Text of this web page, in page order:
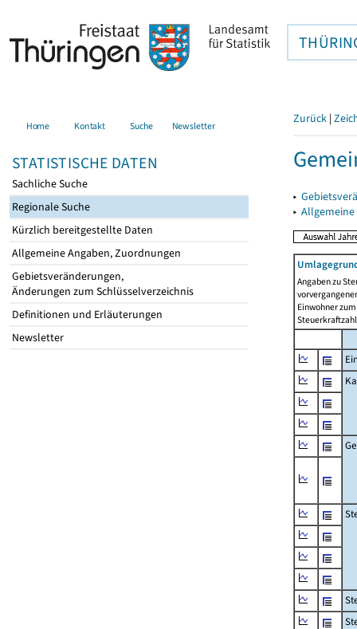
Home Kontakt Suche Newsletter
STATISTISCHE DATEN
Sachliche Suche
Regionale Suche
Kürzlich bereitgestellte Daten
Allgemeine Angaben, Zuordnungen
Gebietsveränderungen,
Änderungen zum Schlüsselverzeichnis
Definitionen und Erläuterungen
Newsletter
Zurück |
▸
▸
Angaben zu
Einwohner